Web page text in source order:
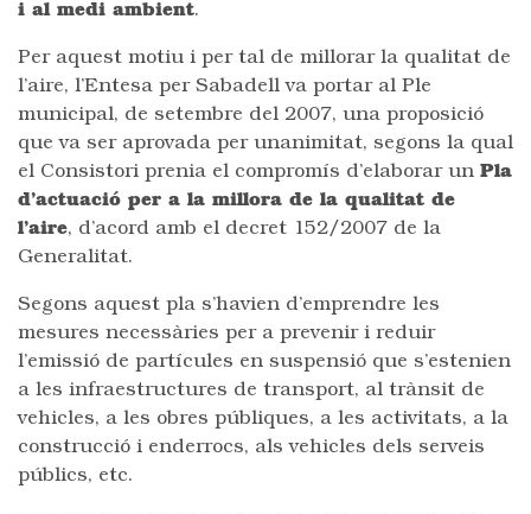
i al medi ambient.
Per aquest motiu i per tal de millorar la qualitat de
l’aire, l’Entesa per Sabadell va portar al Ple
municipal, de setembre del 2007, una proposició
que va ser aprovada per unanimitat, segons la qual
el Consistori prenia el compromís d’elaborar un Pla
d’actuació per a la millora de la qualitat de
l’aire, d’acord amb el decret 152/2007 de la
Generalitat.
Segons aquest pla s’havien d’emprendre les
mesures necessàries per a prevenir i reduir
l’emissió de partícules en suspensió que s’estenien
a les infraestructures de transport, al trànsit de
vehicles, a les obres públiques, a les activitats, a la
construcció i enderrocs, als vehicles dels serveis
públics, etc.